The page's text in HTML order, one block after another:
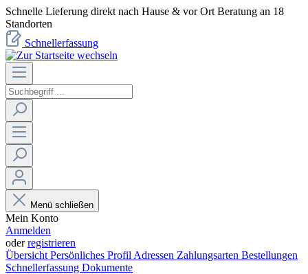
Schnelle Lieferung direkt nach Hause & vor Ort Beratung an 18
Standorten
Schnellerfassung
Menü schließen
Mein Konto
Anmelden
oderregistrieren
Übersicht Persönliches Profil Adressen Zahlungsarten Bestellungen
Schnellerfassung Dokumente